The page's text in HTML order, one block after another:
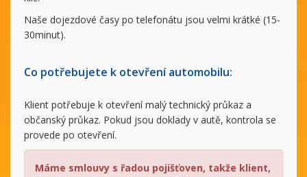
Naše dojezdové časy po telefonátu jsou velmi krátké (15-
30minut).
Co potřebujete k otevření automobilu:
Klient potřebuje k otevření malý technický průkaz a
občanský průkaz. Pokud jsou doklady v autě, kontrola se
provede po otevření.
Máme smlouvy s řadou pojišťoven, takže klient,